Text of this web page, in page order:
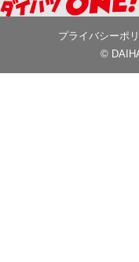
プライバシーポ
©